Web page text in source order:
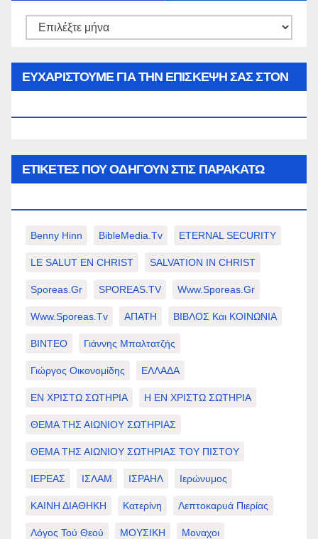
Αρθρα
ΕΥΧΑΡΙΣΤΟΥΜΕ ΓΙΑ ΤΗΝ ΕΠΙΣΚΕΨΗ ΣΑΣ ΣΤΟΝ
ΕΤΙΚΈΤΕΣ ΠΟΥ ΟΔΗΓΟΎΝ ΣΤΙΣ ΠΑΡΑΚΆΤΩ
Benny Hinn BibleMedia.tv ETERNAL SECURITY
LE SALUT EN CHRIST SALVATION IN CHRIST
Sporeas.gr SPOREAS.TV Www.sporeas.gr
Www.sporeas.tv ΑΠΑΤΗ ΒΙΒΛΟΣ Και ΚΟΙΝΩΝΙΑ
ΒΙΝΤΕΟ Γιάννης Μπαλτατζής
Γιώργος Οικονομίδης ΕΛΛΑΔΑ
ΕΝ ΧΡΙΣΤΩ ΣΩΤΗΡΙΑ Η ΕΝ ΧΡΙΣΤΩ ΣΩΤΗΡΙΑ
ΘΕΜΑ ΤΗΣ ΑΙΩΝΙΟΥ ΣΩΤΗΡΙΑΣ
ΘΕΜΑ ΤΗΣ ΑΙΩΝΙΟΥ ΣΩΤΗΡΙΑΣ ΤΟΥ ΠΙΣΤΟΥ
ΙΕΡΕΑΣ ΙΣΛΑΜ ΙΣΡΑΗΛ Ιερώνυμος
ΚΑΙΝΗ ΔΙΑΘΗΚΗ Κατερίνη Λεπτοκαρυά Πιερίας
Λόγος Τού Θεού ΜΟΥΣΙΚΗ Μοναχοι